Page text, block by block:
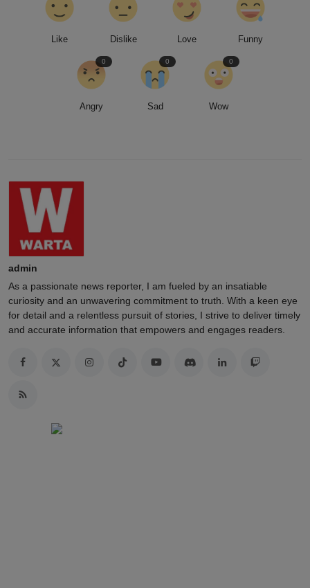
Like Dislike Love Funny
Angry
0
Sad
0
Wow
0
admin
As a passionate news reporter, I am fueled by an insatiable
curiosity and an unwavering commitment to truth. With a keen eye
for detail and a relentless pursuit of stories, I strive to deliver timely
and accurate information that empowers and engages readers.